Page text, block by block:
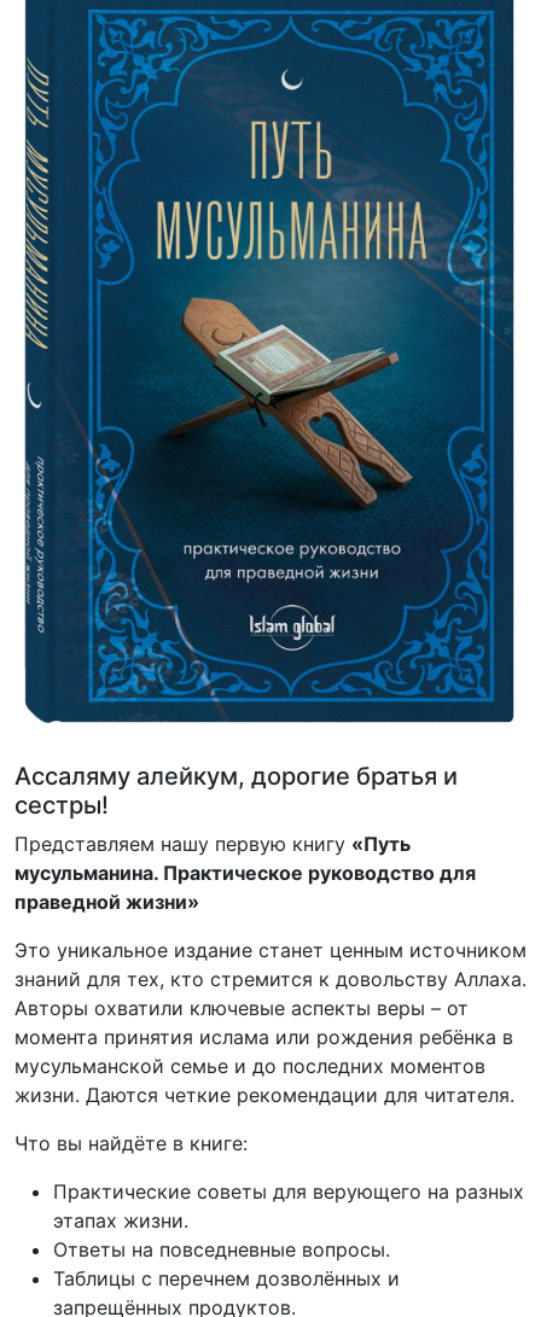
Ассаляму алейкум, дорогие братья и
сестры!
Представляем нашу первую книгу «Путь
мусульманина. Практическое руководство для
праведной жизни»
Это уникальное издание станет ценным источником
знаний для тех, кто стремится к довольству Аллаха.
Авторы охватили ключевые аспекты веры – от
момента принятия ислама или рождения ребёнка в
мусульманской семье и до последних моментов
жизни. Даются четкие рекомендации для читателя.
Что вы найдёте в книге:
Практические советы для верующего на разных
этапах жизни.
Ответы на повседневные вопросы.
Таблицы с перечнем дозволённых и
запрещённых продуктов.